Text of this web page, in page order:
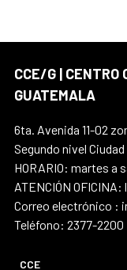
CCE/G | CENTRO
GUATEMALA
6ta. Avenida 11-02
Segundo nivel
HORARIO: martes a
ATENCIÓN
Correo electrónico :
Teléfono: 2377-2200
CCE